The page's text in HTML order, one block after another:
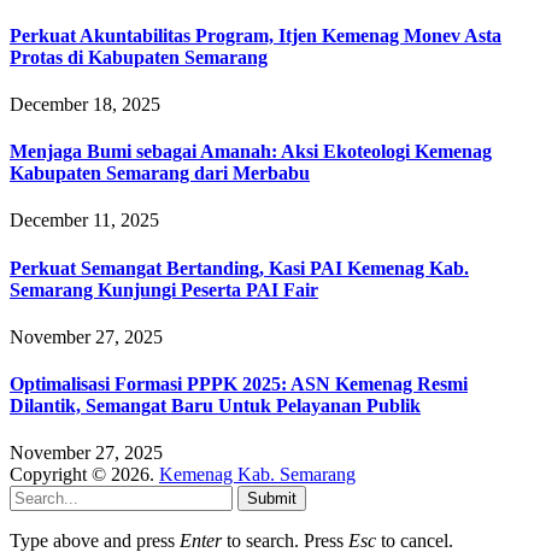
Perkuat Akuntabilitas Program, Itjen Kemenag Monev Asta
Protas di Kabupaten Semarang
December 18, 2025
Menjaga Bumi sebagai Amanah: Aksi Ekoteologi Kemenag
Kabupaten Semarang dari Merbabu
December 11, 2025
Perkuat Semangat Bertanding, Kasi PAI Kemenag Kab.
Semarang Kunjungi Peserta PAI Fair
November 27, 2025
Optimalisasi Formasi PPPK 2025: ASN Kemenag Resmi
Dilantik, Semangat Baru Untuk Pelayanan Publik
November 27, 2025
Copyright © 2026. Kemenag Kab. Semarang
Submit
Type above and press Enterto search. Press Esc to cancel.